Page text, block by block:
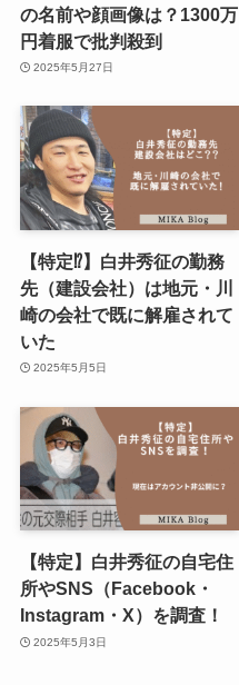
の名前や顔画像は？1300万
円着服で批判殺到
2025年5月27日
【特定⁉︎】白井秀征の勤務
先（建設会社）は地元・川
崎の会社で既に解雇されて
いた
2025年5月5日
【特定】白井秀征の自宅住
所やSNS（Facebook・
Instagram・X）を調査！
2025年5月3日